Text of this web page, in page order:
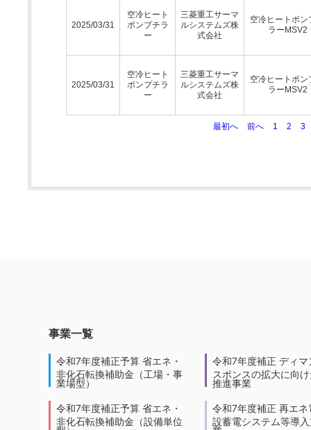
2025/03/31
空冷ヒート
ポンプチラ
ー
三菱重工サーマ
ルシステムズ株
式会社
空冷ヒートポン
ラーMSV2
2025/03/31
空冷ヒート
ポンプチラ
ー
三菱重工サーマ
ルシステムズ株
式会社
空冷ヒートポン
ラーMSV2
最初へ 前へ 1 2 3
事業一覧
令和7年度補正予算 省エネ・
非化石転換補助金（工場・事
業場型）
令和7年度補正予算 省エネ・
非化石転換補助金（設備単位
令和7年度補正 ディマ
スポンスの拡大に向
推進事業
令和7年度補正 再エネ
設蓄電システム等導